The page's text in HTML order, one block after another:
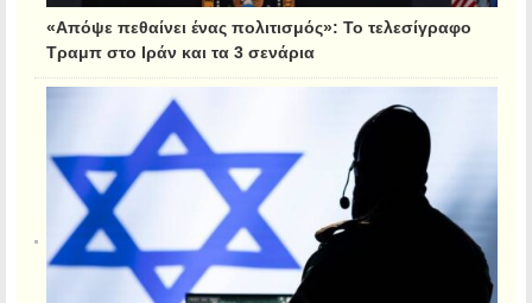
«Απόψε πεθαίνει ένας πολιτισμός»: Το τελεσίγραφο
Τραμπ στο Ιράν και τα 3 σενάρια